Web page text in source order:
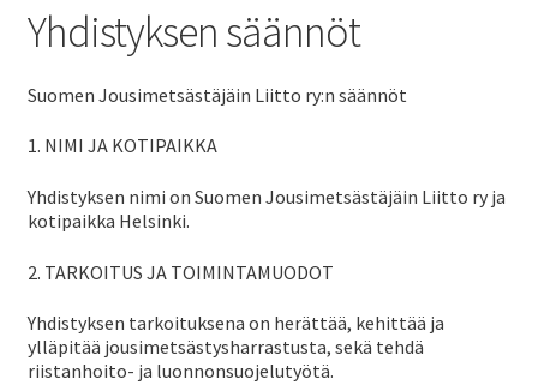
Kalenteri
Liitto
Yhdistyksen säännöt
Yhdistyksen säännöt
Suomen Jousimetsästäjäin Liitto ry:n säännöt
1. NIMI JA KOTIPAIKKA
Yhdistyksen nimi on Suomen Jousimetsästäjäin Liitto ry ja
kotipaikka Helsinki.
2. TARKOITUS JA TOIMINTAMUODOT
Yhdistyksen tarkoituksena on herättää, kehittää ja
ylläpitää jousimetsästysharrastusta, sekä tehdä
riistanhoito- ja luonnonsuojelutyötä.